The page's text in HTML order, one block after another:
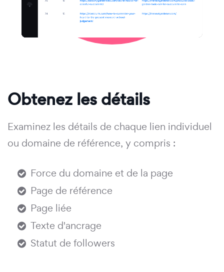
Obtenez les détails
Examinez les détails de chaque lien individuel
ou domaine de référence, y compris :
Force du domaine et de la page
Page de référence
Page liée
Texte d'ancrage
Statut de followers